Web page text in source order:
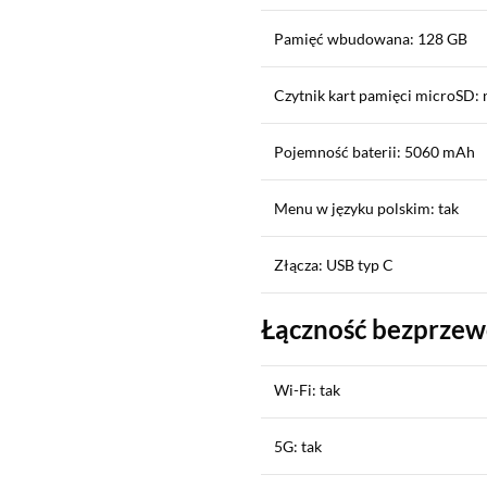
Pamięć wbudowana: 128 GB
Czytnik kart pamięci microSD:
Pojemność baterii: 5060 mAh
Menu w języku polskim: tak
Złącza: USB typ C
Łączność
Wi-Fi: tak
5G: tak